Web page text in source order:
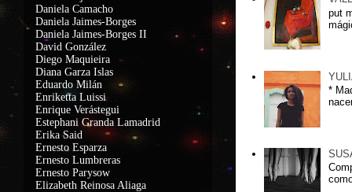
put
*
Daniela Camacho
Daniela Jaimes-Borges
Daniela Jaimes-Borges II
David González
Diego Maquieira
Diana Garza Islas
Eduardo Milán
Enriketta Luissi
Enrique Verástegui
Estephani Granda Lamadrid
Erika Said
Ernesto Esparza
Ernesto Lumbreras
Ernesto Parysow
Elizabeth Reinosa Aliaga